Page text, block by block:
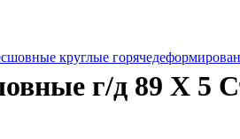
круглые
г/д 89 Х 5